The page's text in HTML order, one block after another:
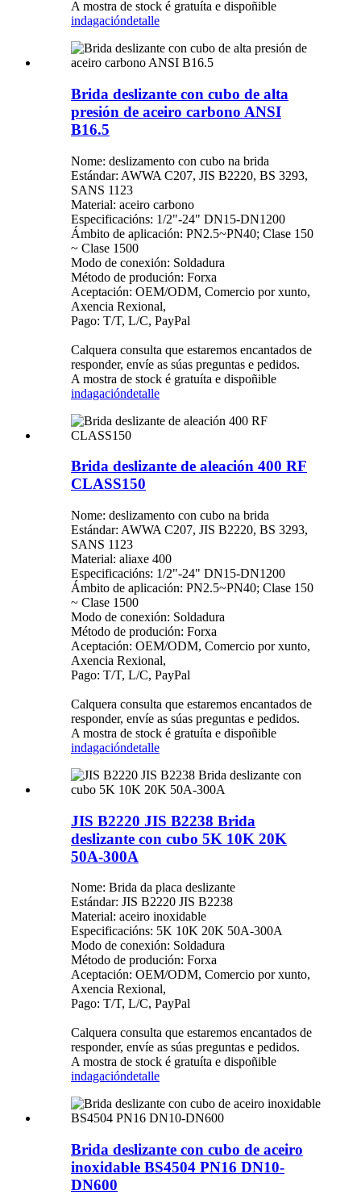
A mostra de stock é gratuíta e dispoñible
indagacióndetalle
Brida deslizante con cubo de alta
presión de aceiro carbono ANSI
B16.5
Nome: deslizamento con cubo na brida
Estándar: AWWA C207, JIS B2220, BS 3293,
SANS 1123
Material: aceiro carbono
Especificacións: 1/2"-24" DN15-DN1200
Ámbito de aplicación: PN2.5~PN40; Clase 150
~ Clase 1500
Modo de conexión: Soldadura
Método de produción: Forxa
Aceptación: OEM/ODM, Comercio por xunto,
Axencia Rexional,
Pago: T/T, L/C, PayPal
Calquera consulta que estaremos encantados de
responder, envíe as súas preguntas e pedidos.
A mostra de stock é gratuíta e dispoñible
indagacióndetalle
Brida deslizante de aleación 400 RF
CLASS150
Nome: deslizamento con cubo na brida
Estándar: AWWA C207, JIS B2220, BS 3293,
SANS 1123
Material: aliaxe 400
Especificacións: 1/2"-24" DN15-DN1200
Ámbito de aplicación: PN2.5~PN40; Clase 150
~ Clase 1500
Modo de conexión: Soldadura
Método de produción: Forxa
Aceptación: OEM/ODM, Comercio por xunto,
Axencia Rexional,
Pago: T/T, L/C, PayPal
Calquera consulta que estaremos encantados de
responder, envíe as súas preguntas e pedidos.
A mostra de stock é gratuíta e dispoñible
indagacióndetalle
JIS B2220 JIS B2238 Brida
deslizante con cubo 5K 10K 20K
50A-300A
Nome: Brida da placa deslizante
Estándar: JIS B2220 JIS B2238
Material: aceiro inoxidable
Especificacións: 5K 10K 20K 50A-300A
Modo de conexión: Soldadura
Método de produción: Forxa
Aceptación: OEM/ODM, Comercio por xunto,
Axencia Rexional,
Pago: T/T, L/C, PayPal
Calquera consulta que estaremos encantados de
responder, envíe as súas preguntas e pedidos.
A mostra de stock é gratuíta e dispoñible
indagacióndetalle
Brida deslizante con cubo de aceiro
inoxidable BS4504 PN16 DN10-
DN600